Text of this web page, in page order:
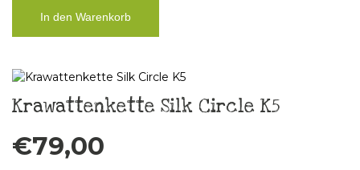
In den Warenkorb
Krawattenkette Silk Circle K5
€79,00